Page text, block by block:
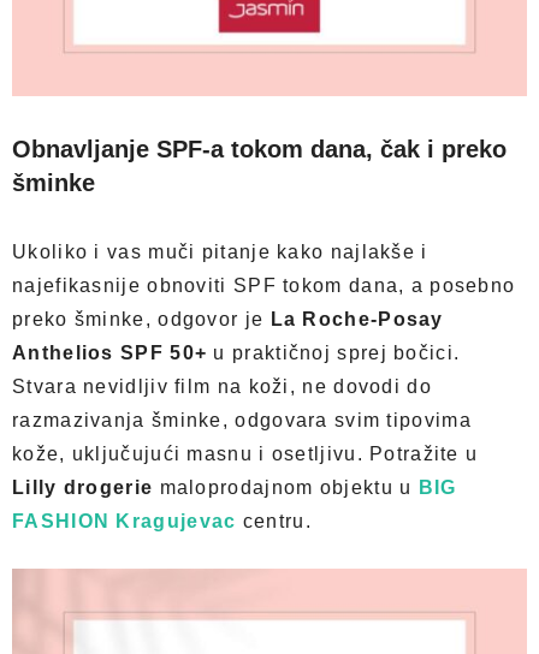
Obnavljanje SPF-a tokom dana, čak i preko
šminke
Ukoliko i vas muči pitanje kako najlakše i
najefikasnije obnoviti SPF tokom dana, a posebno
preko šminke, odgovor je La Roche-Posay
Anthelios SPF 50+ u praktičnoj sprej bočici.
Stvara nevidljiv film na koži, ne dovodi do
razmazivanja šminke, odgovara svim tipovima
kože, uključujući masnu i osetljivu. Potražite u
Lilly drogerie maloprodajnom objektu u
BIG
FASHION Kragujevac centru.